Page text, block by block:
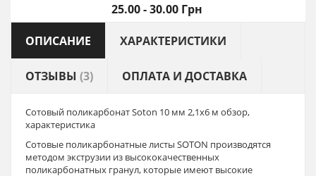
25.00 - 30.00 Грн
ОПИСАНИЕ ХАРАКТЕРИСТИКИ
ОТЗЫВЫ (3) ОПЛАТА И ДОСТАВКА
Сотовый поликарбонат Soton 10 мм 2,1х6 м обзор,
характеристика
Сотовые поликарбонатные листы SOTON производятся
методом экструзии из высококачественных
поликарбонатных гранул, которые имеют высокие